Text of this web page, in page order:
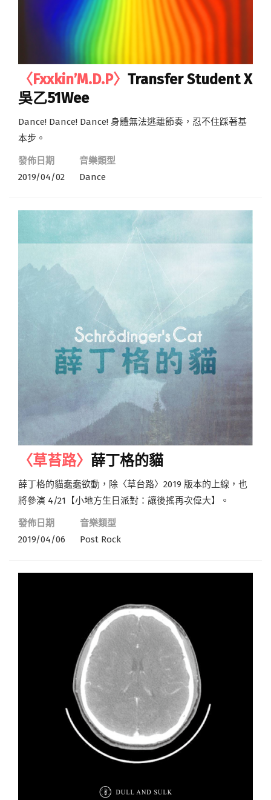
〈Fxxkin’M.D.P〉 Transfer Student X
吳乙51Wee
Dance! Dance! Dance! 身體無法逃離節奏，忍不住踩著基
本步。
發佈日期
2019/04/02
音樂類型
Dance
〈草苔路〉 薛丁格的貓
薛丁格的貓蠢蠢欲動，除〈草台路〉2019 版本的上線，也
將參演 4/21【小地方生日派對：讓後搖再次偉大】。
發佈日期
2019/04/06
音樂類型
Post Rock